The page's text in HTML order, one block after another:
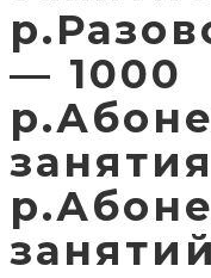
— 1000